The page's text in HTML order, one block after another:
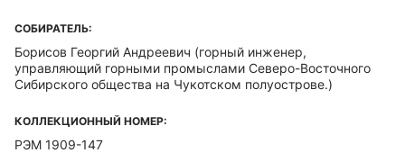
СОБИРАТЕЛЬ:
Борисов Георгий Андреевич (горный инженер,
управляющий горными промыслами Северо-Восточного
Сибирского общества на Чукотском полуострове.)
КОЛЛЕКЦИОННЫЙ НОМЕР:
РЭМ 1909-147